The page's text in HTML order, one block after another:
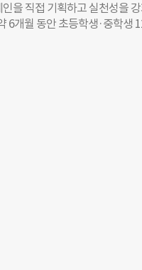
을 직접 기획하고 실천성을
6개월 동안 초등학생·중학생